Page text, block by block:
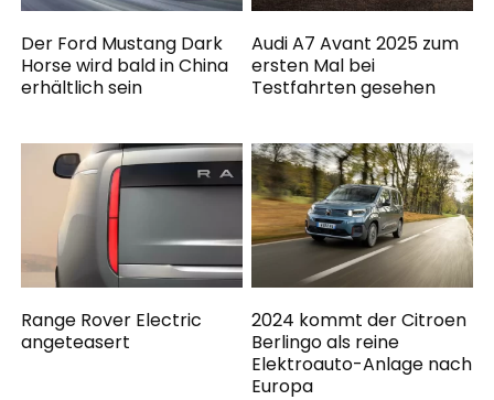
Der Ford Mustang Dark
Horse wird bald in China
erhältlich sein
Audi A7 Avant 2025 zum
ersten Mal bei
Testfahrten gesehen
Range Rover Electric
angeteasert
2024 kommt der Citroen
Berlingo als reine
Elektroauto-Anlage nach
Europa